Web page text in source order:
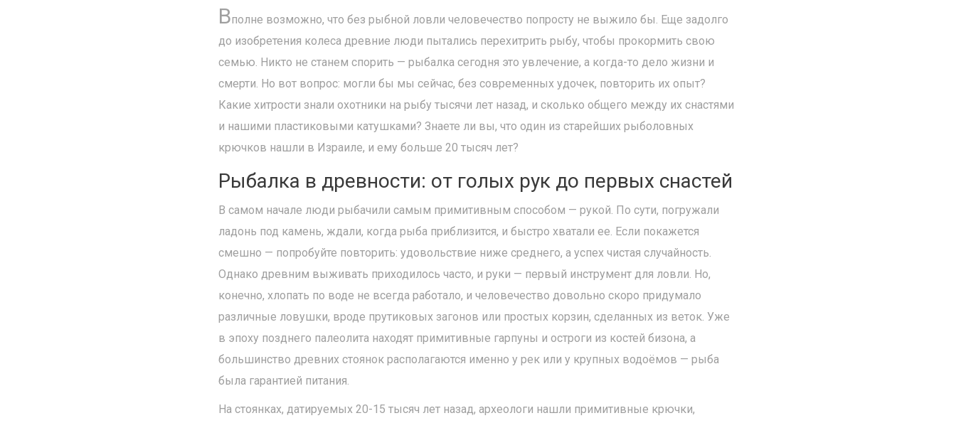
Вполне возможно, что без рыбной ловли человечество попросту не выжило бы. Еще задолго
до изобретения колеса древние люди пытались перехитрить рыбу, чтобы прокормить свою
семью. Никто не станем спорить — рыбалка сегодня это увлечение, а когда-то дело жизни и
смерти. Но вот вопрос: могли бы мы сейчас, без современных удочек, повторить их опыт?
Какие хитрости знали охотники на рыбу тысячи лет назад, и сколько общего между их снастями
и нашими пластиковыми катушками? Знаете ли вы, что один из старейших рыболовных
крючков нашли в Израиле, и ему больше 20 тысяч лет?
Рыбалка в древности: от голых рук до первых снастей
В самом начале люди рыбачили самым примитивным способом — рукой. По сути, погружали
ладонь под камень, ждали, когда рыба приблизится, и быстро хватали ее. Если покажется
смешно — попробуйте повторить: удовольствие ниже среднего, а успех чистая случайность.
Однако древним выживать приходилось часто, и руки — первый инструмент для ловли. Но,
конечно, хлопать по воде не всегда работало, и человечество довольно скоро придумало
различные ловушки, вроде прутиковых загонов или простых корзин, сделанных из веток. Уже
в эпоху позднего палеолита находят примитивные гарпуны и остроги из костей бизона, а
большинство древних стоянок располагаются именно у рек или у крупных водоёмов — рыба
была гарантией питания.
На стоянках, датируемых 20-15 тысяч лет назад, археологи нашли примитивные крючки,